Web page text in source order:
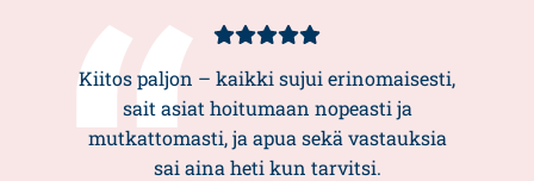
Asiakasarvio
5/5
Kiitos paljon – kaikki sujui erinomaisesti,
sait asiat hoitumaan nopeasti ja
mutkattomasti, ja apua sekä vastauksia
sai aina heti kun tarvitsi.